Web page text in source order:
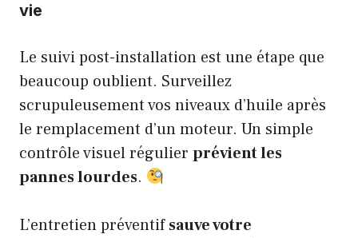
vie
Le suivi post-installation est une étape que
beaucoup oublient. Surveillez
scrupuleusement vos niveaux d’huile après
le remplacement d’un moteur. Un simple
contrôle visuel régulier prévient les
pannes lourdes.
L’entretien préventifsauve votre